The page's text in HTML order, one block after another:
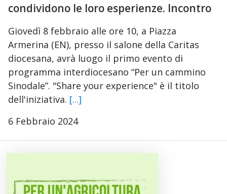
condividono le loro esperienze. Incontro
Giovedì 8 febbraio alle ore 10, a Piazza
Armerina (EN), presso il salone della Caritas
diocesana, avrà luogo il primo evento di
programma interdiocesano “Per un cammino
Sinodale”. "Share your experience" è il titolo
dell'iniziativa. [...]
6 Febbraio 2024